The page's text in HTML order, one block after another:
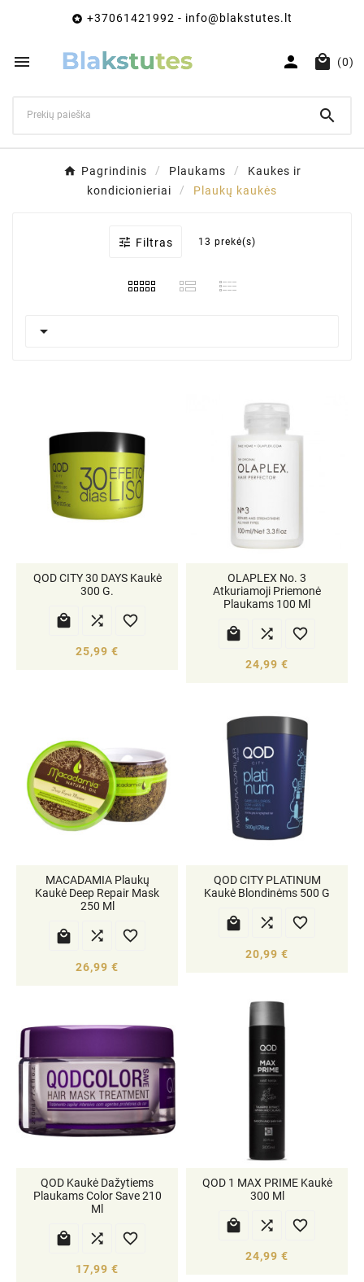
 +37061421992 - info@blakstutes.lt
   (0)

Pagrindinis Plaukams
Kaukes ir
kondicionieriai
Plaukų kaukės
 Filtras 13 prekė(s)

QOD CITY 30 DAYS Kaukė
300 G.
  
25,99 €
OLAPLEX No. 3
Atkuriamoji Priemonė
Plaukams 100 Ml
  
24,99 €
MACADAMIA Plaukų
Kaukė Deep Repair Mask
250 Ml
  
26,99 €
QOD CITY PLATINUM
Kaukė Blondinėms 500 G
  
20,99 €
QOD Kaukė Dažytiems
Plaukams Color Save 210
Ml
  
17,99 €
QOD 1 MAX PRIME Kaukė
300 Ml
  
24,99 €